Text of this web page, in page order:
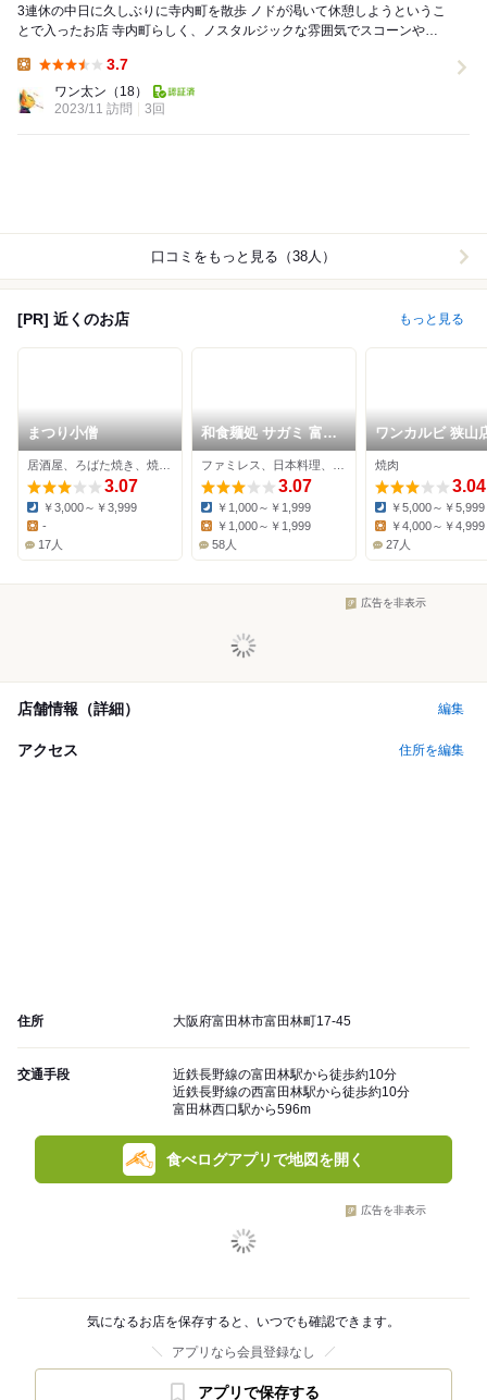
3連休の中日に久しぶりに寺内町を散歩 ノドが渇いて休憩しようというこ
とで入ったお店 寺内町らしく、ノスタルジックな雰囲気でスコーンやド
3.7
ワン太ン （18）
2023/11 訪問
3回
口コミをもっと見る（38人）
[PR] 近くのお店 もっと見る
まつり小僧
3.07
Dinner:
￥3,000～￥3,999
Lunch:
-
17人
和食麺処 サガミ 富田
林店
3.07
Dinner:
￥1,000～￥1,999
Lunch:
￥1,000～￥1,999
58人
ワンカルビ 狭山
焼肉
3.04
Dinner:
￥5,000～￥5,999
Lunch:
￥4,000～￥4,999
27人
広告を非表示
店舗情報（詳細） 編集
アクセス 住所を編集
住所 大阪府富田林市富田林町17-45
交通手段
近鉄長野線の富田林駅から徒歩約10分
近鉄長野線の西富田林駅から徒歩約10分
富田林西口駅から596m
食べログアプリで地図を開く
広告を非表示
気になるお店を保存すると、いつでも確認できます。
アプリなら会員登録なし
アプリで保存する